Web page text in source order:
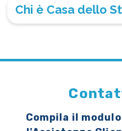
Chi è Casa dello
Compila il